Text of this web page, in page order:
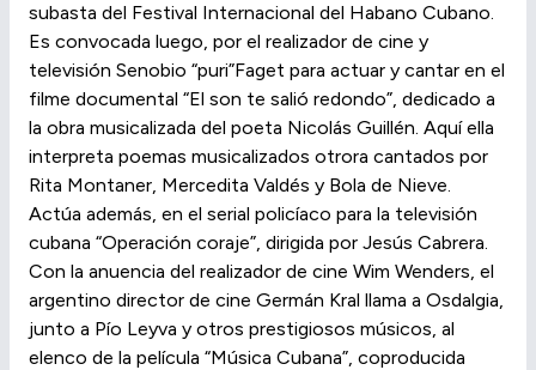
subasta del Festival Internacional del Habano Cubano.
Es convocada luego, por el realizador de cine y
televisión Senobio “puri”Faget para actuar y cantar en el
filme documental “El son te salió redondo”, dedicado a
la obra musicalizada del poeta Nicolás Guillén. Aquí ella
interpreta poemas musicalizados otrora cantados por
Rita Montaner, Mercedita Valdés y Bola de Nieve.
Actúa además, en el serial policíaco para la televisión
cubana “Operación coraje”, dirigida por Jesús Cabrera.
Con la anuencia del realizador de cine Wim Wenders, el
argentino director de cine Germán Kral llama a Osdalgia,
junto a Pío Leyva y otros prestigiosos músicos, al
elenco de la película “Música Cubana”, coproducida